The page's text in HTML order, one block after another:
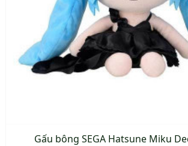
Gấu bông SEGA Hatsune Miku